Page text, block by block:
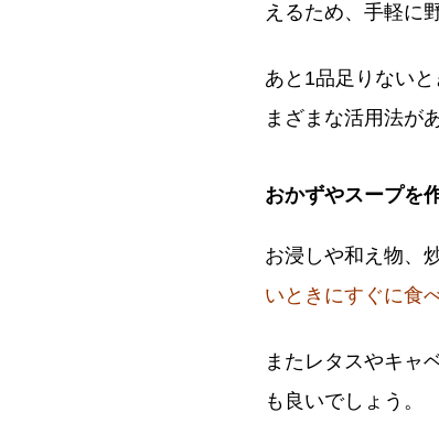
えるため、手軽に
あと1品足りない
まざまな活用法が
おかずやスープを
お浸しや和え物、
いときにすぐに食
またレタスやキャ
も良いでしょう。